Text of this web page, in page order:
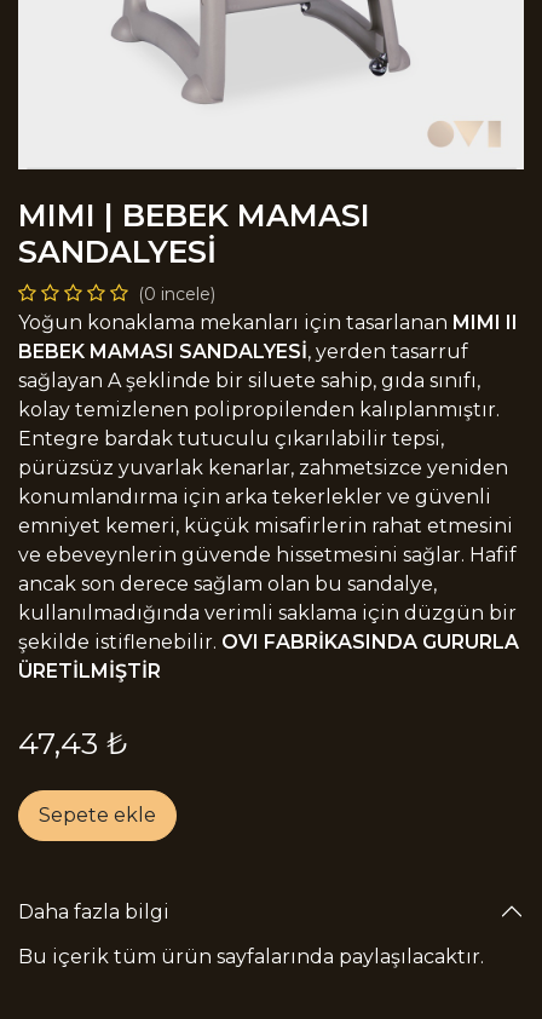
MIMI | BEBEK MAMASI
SANDALYESİ
(0 incele)
Yoğun konaklama mekanları için tasarlanan MIMI II
BEBEK MAMASI SANDALYESİ, yerden tasarruf
sağlayan A şeklinde bir siluete sahip, gıda sınıfı,
kolay temizlenen polipropilenden kalıplanmıştır.
Entegre bardak tutuculu çıkarılabilir tepsi,
pürüzsüz yuvarlak kenarlar, zahmetsizce yeniden
konumlandırma için arka tekerlekler ve güvenli
emniyet kemeri, küçük misafirlerin rahat etmesini
ve ebeveynlerin güvende hissetmesini sağlar. Hafif
ancak son derece sağlam olan bu sandalye,
kullanılmadığında verimli saklama için düzgün bir
şekilde istiflenebilir. OVI FABRİKASINDA GURURLA
ÜRETİLMİŞTİR
47,43 ₺
Sepete ekle
Daha fazla bilgi
Bu içerik tüm ürün sayfalarında paylaşılacaktır.